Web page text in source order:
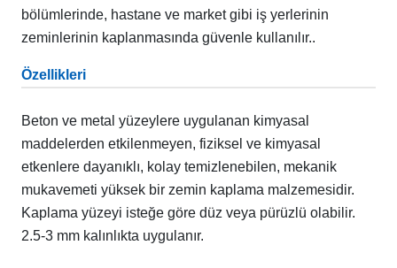
bölümlerinde, hastane ve market gibi iş yerlerinin
zeminlerinin kaplanmasında güvenle kullanılır..
Özellikleri
Beton ve metal yüzeylere uygulanan kimyasal
maddelerden etkilenmeyen, fiziksel ve kimyasal
etkenlere dayanıklı, kolay temizlenebilen, mekanik
mukavemeti yüksek bir zemin kaplama malzemesidir.
Kaplama yüzeyi isteğe göre düz veya pürüzlü olabilir.
2.5-3 mm kalınlıkta uygulanır.